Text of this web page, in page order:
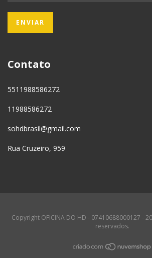
Contato
5511988586272
11988586272
sohdbrasil@gmail.com
Rua Cruzeiro, 959
Copyright OFICINA DO HD - 07410688000127 -
reservados.